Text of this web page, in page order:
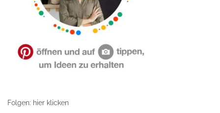
Folgen: hier klicken